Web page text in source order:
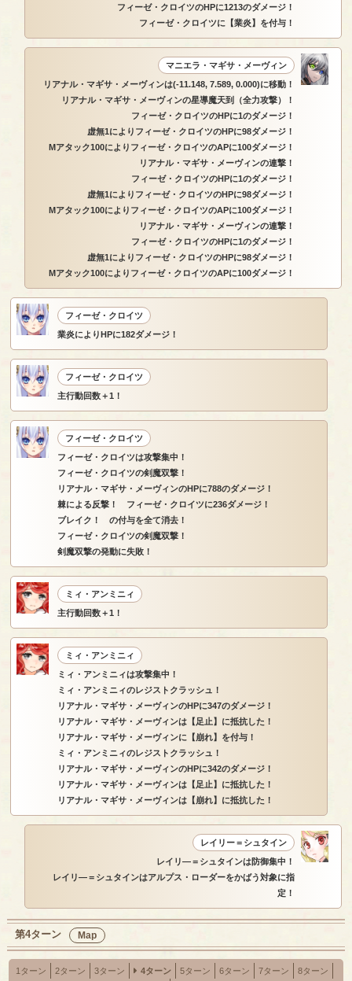
フィーゼ・クロイツのHPに1213のダメージ！
フィーゼ・クロイツに【業炎】を付与！
マニエラ・マギサ・メーヴィン
リアナル・マギサ・メーヴィンは(-11.148, 7.589, 0.000)に移動！
リアナル・マギサ・メーヴィンの星導魔天到（全力攻撃）！
フィーゼ・クロイツのHPに1のダメージ！
虚無1によりフィーゼ・クロイツのHPに98ダメージ！
Mアタック100によりフィーゼ・クロイツのAPに100ダメージ！
リアナル・マギサ・メーヴィンの連撃！
フィーゼ・クロイツのHPに1のダメージ！
虚無1によりフィーゼ・クロイツのHPに98ダメージ！
Mアタック100によりフィーゼ・クロイツのAPに100ダメージ！
リアナル・マギサ・メーヴィンの連撃！
フィーゼ・クロイツのHPに1のダメージ！
虚無1によりフィーゼ・クロイツのHPに98ダメージ！
Mアタック100によりフィーゼ・クロイツのAPに100ダメージ！
フィーゼ・クロイツ
業炎によりHPに182ダメージ！
フィーゼ・クロイツ
主行動回数＋1！
フィーゼ・クロイツ
フィーゼ・クロイツは攻撃集中！
フィーゼ・クロイツの剣魔双撃！
リアナル・マギサ・メーヴィンのHPに788のダメージ！
棘による反撃！ フィーゼ・クロイツに236ダメージ！
ブレイク！ の付与を全て消去！
フィーゼ・クロイツの剣魔双撃！
剣魔双撃の発動に失敗！
ミィ・アンミニィ
主行動回数＋1！
ミィ・アンミニィ
ミィ・アンミニィは攻撃集中！
ミィ・アンミニィのレジストクラッシュ！
リアナル・マギサ・メーヴィンのHPに347のダメージ！
リアナル・マギサ・メーヴィンは【足止】に抵抗した！
リアナル・マギサ・メーヴィンに【崩れ】を付与！
ミィ・アンミニィのレジストクラッシュ！
リアナル・マギサ・メーヴィンのHPに342のダメージ！
リアナル・マギサ・メーヴィンは【足止】に抵抗した！
リアナル・マギサ・メーヴィンは【崩れ】に抵抗した！
レイリー＝シュタイン
レイリ―＝シュタインは防御集中！
レイリ―＝シュタインはアルプス・ローダーをかばう対象に指
定！
第4ターン Map
1ターン 2ターン 3ターン 4ターン 5ターン 6ターン 7ターン
8ターン